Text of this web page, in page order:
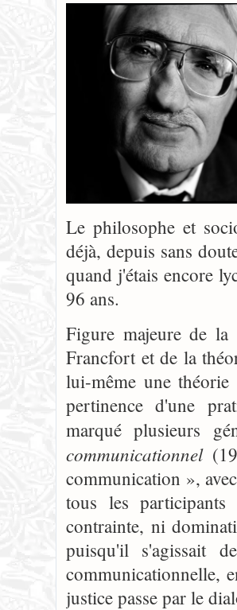
Le philosophe et
déjà, depuis sans
quand j'étais encore
96 ans.
Figure majeure de
Francfort et de la
lui-même une
pertinence d'une
marqué plusieurs
communicationnel
communication »,
tous les participants
contrainte, ni
puisqu'il s'agissait
communicationnelle,
justice passe par le